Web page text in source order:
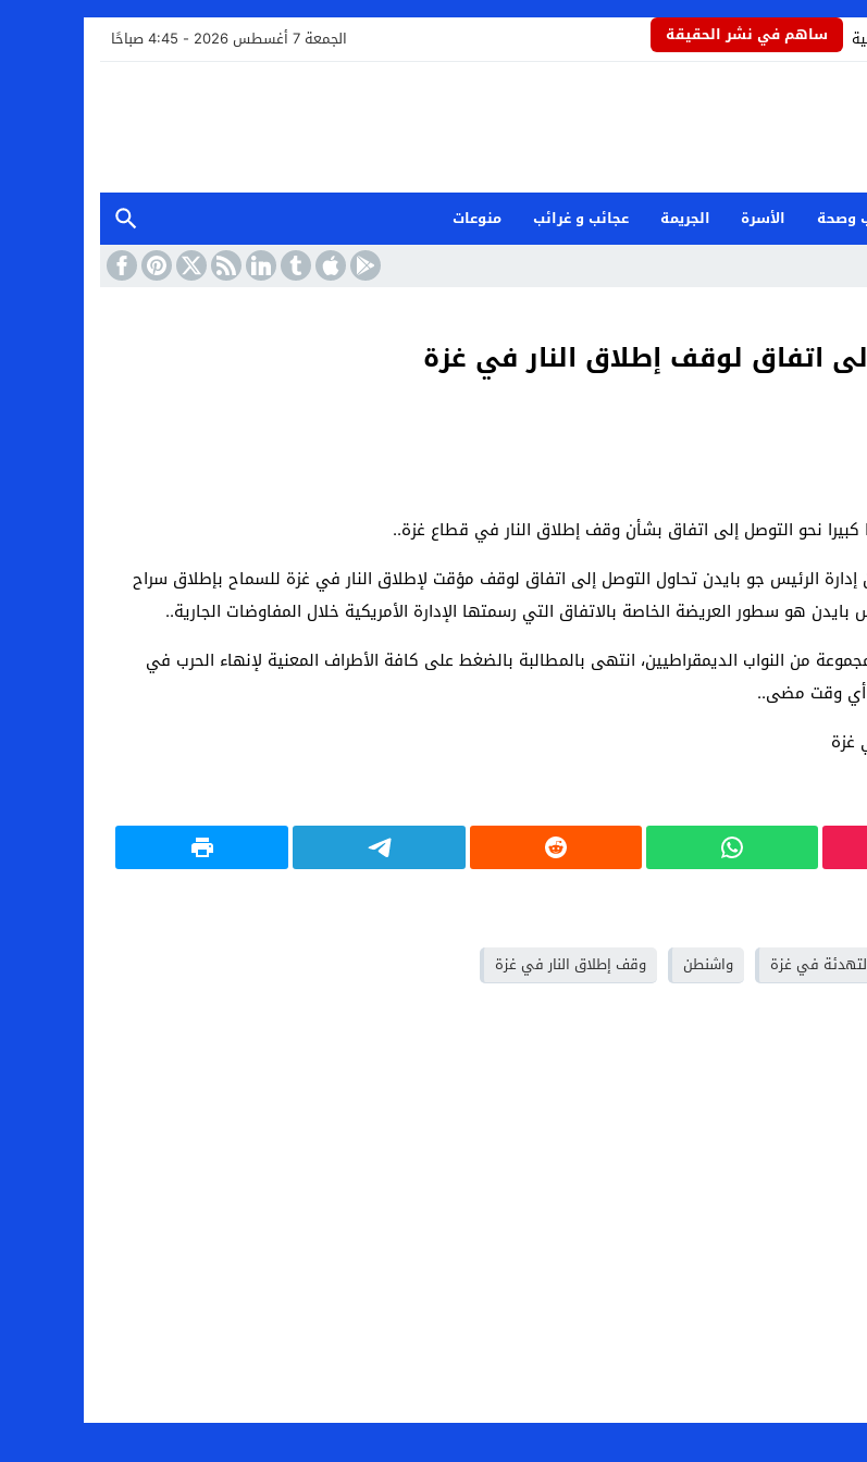
ساهم في نشر الحقيقة الجمعة 7 أغسطس 2026 - 4:45 صباحًا
وصحة الأسرة الجريمة عجائب و غرائب
منوعات
اتفاق لوقف إطلاق النار في غزة
كبيرا نحو التوصل إلى اتفاق بشأن وقف إطلاق النار في قطاع غزة..
إدارة الرئيس جو بايدن تحاول التوصل إلى اتفاق لوقف مؤقت لإطلاق النار في غزة للسماح بإطلاق سراح
هو سطور العريضة الخاصة بالاتفاق التي رسمتها الإدارة الأمريكية خلال المفاوضات الجارية..
من النواب الديمقراطيين، انتهى بالمطالبة بالضغط على كافة الأطراف المعنية لإنهاء الحرب في
أي وقت مضى..
غزة
في غزة واشنطن وقف إطلاق النار في غزة